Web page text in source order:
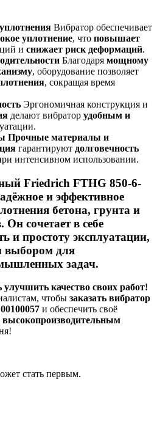
Вибратор обеспечивает
уплотнение, что повышает
и снижает риск деформаций.
Благодаря мощному
, оборудование позволяет
, сокращая время
Эргономичная конструкция и
делают вибратор удобным и
Прочные материалы и
гарантируют долговечность
интенсивном использовании.
Friedrich FTHG 850-6-
и эффективное
бетона, грунта и
Он сочетает в себе
и простоту эксплуатации,
выбором для
задач.
качество своих работ!
чтобы заказать вибратор
и обеспечить своё
стать первым.